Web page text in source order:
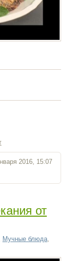
2016, 15:07
от
Мучные блюда